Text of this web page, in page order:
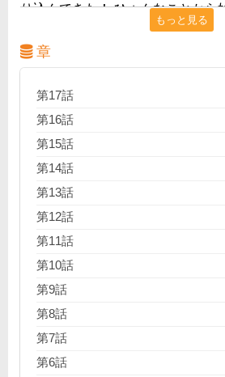
り込んできた！ ひょんなことから
二人の共同生活。 不器用な大人と
二人は暮らす。自分のためには作
で、生きていくために。
もっと見る
章
第17話
第16話
第15話
第14話
第13話
第12話
第11話
第10話
第9話
第8話
第7話
第6話